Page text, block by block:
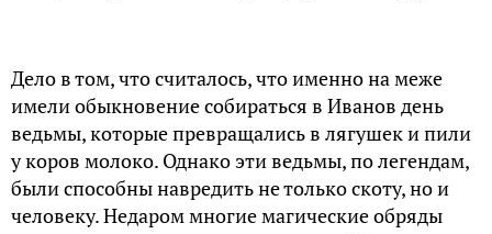
Дело в том, что считалось, что именно на меже
имели обыкновение собираться в Иванов день
ведьмы, которые превращались в лягушек и пили
у коров молоко. Однако эти ведьмы, по легендам,
были способны навредить не только скоту, но и
человеку. Недаром многие магические обряды